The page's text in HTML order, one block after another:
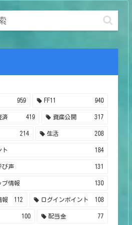
959 FF11 940
済 419 資産公開 317
214 生活 208
ト 184
び声 131
プ情報 130
報 112 ログインポイント 108
100 配当金 77